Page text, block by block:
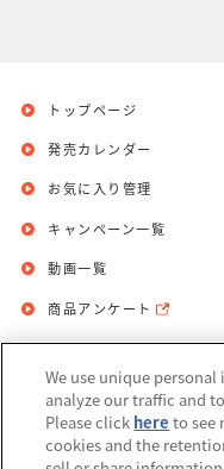
トップページ
発売カレンダー
お気に入り管理
キャンペーン一覧
動画一覧
商品アンケート
お問い合わせ
利用規約
We use unique
analyze our traffic and
Please click here to see
cookies and the